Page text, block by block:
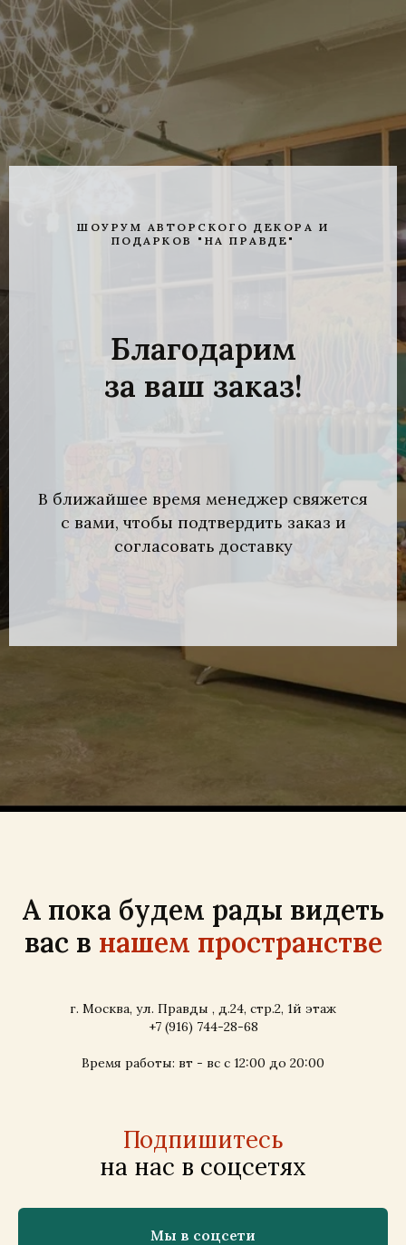
ШОУРУМ АВТОРСКОГО ДЕКОРА И
ПОДАРКОВ "НА ПРАВДЕ"
Благодарим
за ваш заказ!
В ближайшее время менеджер свяжется
с вами, чтобы подтвердить заказ и
согласовать доставку
А пока будем рады видеть
вас в нашем пространстве
г. Москва, ул. Правды , д.24, стр.2, 1й этаж
+7 (916) 744-28-68
Время работы: вт - вс с 12:00 до 20:00
Подпишитесь
на нас в соцсетях
Мы в соцсети